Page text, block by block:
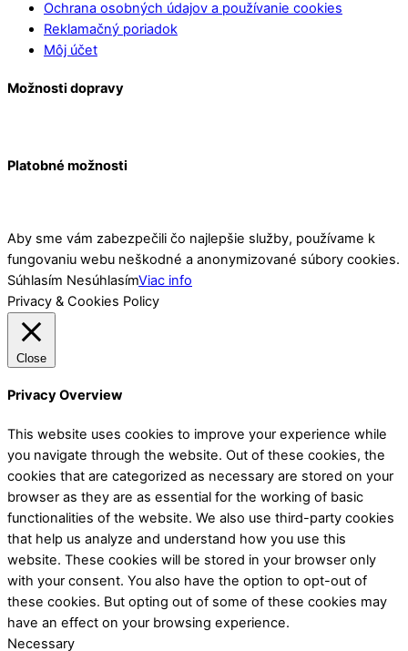
Ochrana osobných údajov a používanie cookies
Reklamačný poriadok
Môj účet
Možnosti dopravy
Platobné možnosti
Aby sme vám zabezpečili čo najlepšie služby, používame k
fungovaniu webu neškodné a anonymizované súbory cookies.
Súhlasím NesúhlasímViac info
Privacy & Cookies Policy
Close
Privacy Overview
This website uses cookies to improve your experience while
you navigate through the website. Out of these cookies, the
cookies that are categorized as necessary are stored on your
browser as they are as essential for the working of basic
functionalities of the website. We also use third-party cookies
that help us analyze and understand how you use this
website. These cookies will be stored in your browser only
with your consent. You also have the option to opt-out of
these cookies. But opting out of some of these cookies may
have an effect on your browsing experience.
Necessary